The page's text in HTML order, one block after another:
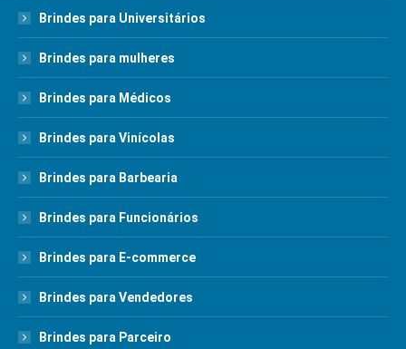
Brindes para Universitários
Brindes para mulheres
Brindes para Médicos
Brindes para Vinícolas
Brindes para Barbearia
Brindes para Funcionários
Brindes para E-commerce
Brindes para Vendedores
Brindes para Parceiro